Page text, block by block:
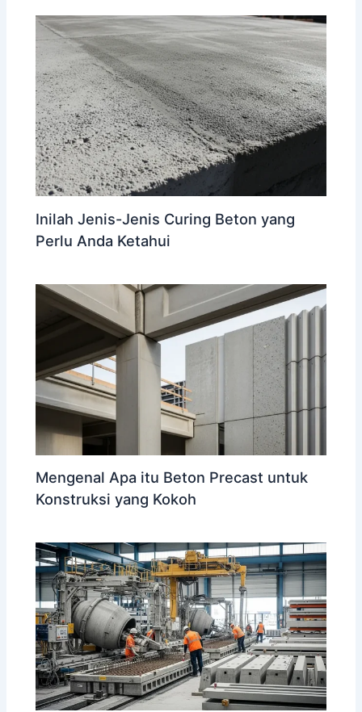
Inilah Jenis-Jenis Curing Beton yang
Perlu Anda Ketahui
Mengenal Apa itu Beton Precast untuk
Konstruksi yang Kokoh